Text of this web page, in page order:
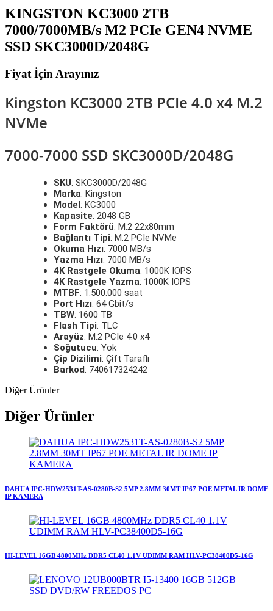
KINGSTON KC3000 2TB
7000/7000MB/s M2 PCIe GEN4 NVME
SSD SKC3000D/2048G
Fiyat İçin Arayınız
Kingston KC3000 2TB PCIe 4.0 x4 M.2
NVMe
7000-7000 SSD SKC3000D/2048G
SKU: SKC3000D/2048G
Marka: Kingston
Model: KC3000
Kapasite: 2048 GB
Form Faktörü: M.2 22x80mm
Bağlantı Tipi: M.2 PCIe NVMe
Okuma Hızı: 7000 MB/s
Yazma Hızı: 7000 MB/s
4K Rastgele Okuma: 1000K IOPS
4K Rastgele Yazma: 1000K IOPS
MTBF: 1.500.000 saat
Port Hızı: 64 Gbit/s
TBW: 1600 TB
Flash Tipi: TLC
Arayüz: M.2 PCIe 4.0 x4
Soğutucu: Yok
Çip Dizilimi: Çift Taraflı
Barkod: 740617324242
Diğer Ürünler
Diğer Ürünler
DAHUA IPC-HDW2531T-AS-0280B-S2 5MP 2.8MM 30MT IP67 POE METAL IR DOME
IP KAMERA
HI-LEVEL 16GB 4800MHz DDR5 CL40 1.1V UDIMM RAM HLV-PC38400D5-16G